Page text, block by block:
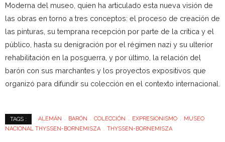
Moderna del museo, quien ha articulado esta nueva visión de
las obras en torno a tres conceptos: el proceso de creación de
las pinturas, su temprana recepción por parte de la crítica y el
público, hasta su denigración por el régimen nazi y su ulterior
rehabilitación en la posguerra, y por último, la relación del
barón con sus marchantes y los proyectos expositivos que
organizó para difundir su colección en el contexto internacional.
TAGS : ALEMÁN BARÓN COLECCIÓN EXPRESIONISMO
MUSEO
NACIONAL THYSSEN-BORNEMISZA
THYSSEN-BORNEMISZA